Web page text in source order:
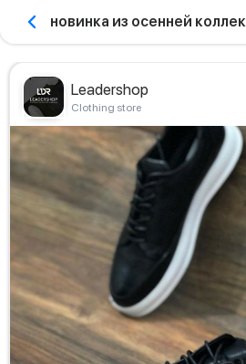
Leadershop
Clothing store